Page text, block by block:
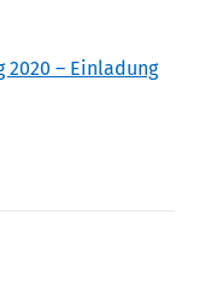
2020 – Einladung